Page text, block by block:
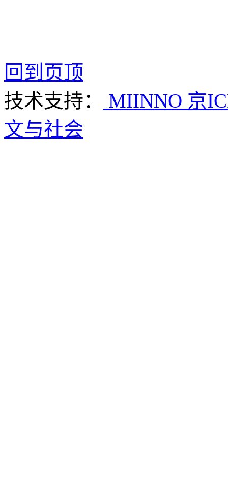
回到页顶
技术支持：
MIINNO 京
文与社会